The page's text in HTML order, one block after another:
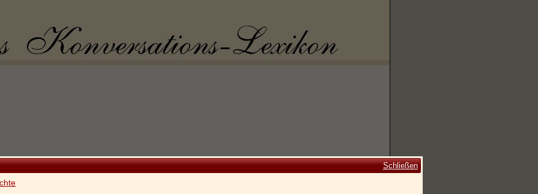
Schließen